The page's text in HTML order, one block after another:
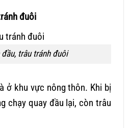
đuôi
đầu, trâu tránh đuôi
ở khu vực nông thôn. Khi bị
chạy quay đầu lại, còn trâu